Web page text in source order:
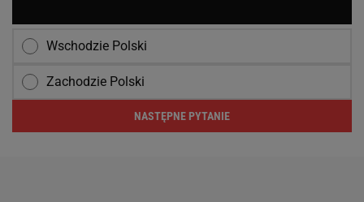
Wschodzie Polski
Zachodzie Polski
NASTĘPNE PYTANIE